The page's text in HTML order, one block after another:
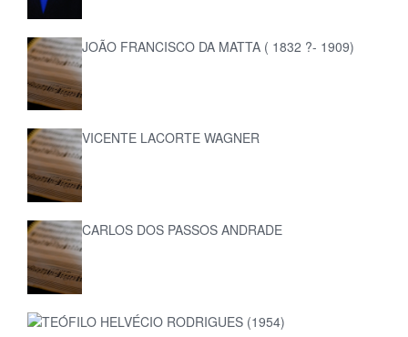
JOÃO FRANCISCO DA MATTA ( 1832 ?- 1909)
VICENTE LACORTE WAGNER
CARLOS DOS PASSOS ANDRADE
TEÓFILO HELVÉCIO RODRIGUES (1954)